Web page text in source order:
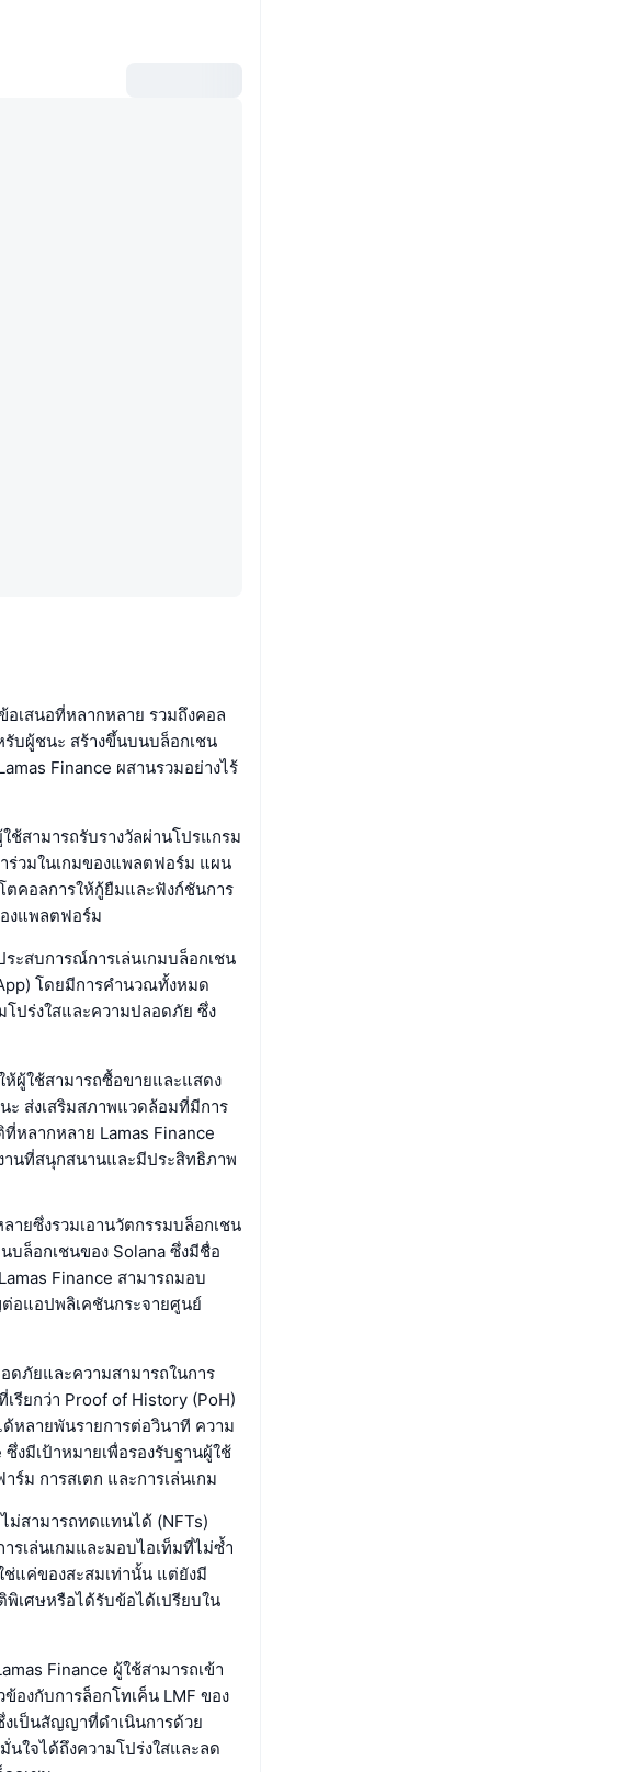
เสนอที่หลากหลาย รวมถึงคอล
รับผู้ชนะ สร้างขึ้นบนบล็อกเชน
Finance ผสานรวมอย่างไร้
สามารถรับรางวัลผ่านโปรแกรม
ร่วมในเกมของแพลตฟอร์ม แผน
ตคอลการให้กู้ยืมและฟังก์ชันการ
งแพลตฟอร์ม
ะสบการณ์การเล่นเกมบล็อกเชน
โดยมีการคำนวณทั้งหมด
ปร่งใสและความปลอดภัย ซึ่ง
ผู้ใช้สามารถซื้อขายและแสดง
ส่งเสริมสภาพแวดล้อมที่มีการ
หลากหลาย Lamas Finance
นที่สนุกสนานและมีประสิทธิภาพ
ายซึ่งรวมเอานวัตกรรมบล็อกเชน
บล็อกเชนของ Solana ซึ่งมีชื่อ
Finance สามารถมอบ
อแอปพลิเคชันกระจายศูนย์
ดภัยและความสามารถในการ
รียกว่า Proof of History (PoH)
หลายพันรายการต่อวินาที ความ
งมีเป้าหมายเพื่อรองรับฐานผู้ใช้
ม การสเตก และการเล่นเกม
ม่สามารถทดแทนได้ (NFTs)
เล่นเกมและมอบไอเท็มที่ไม่ซ้ำ
ช่แค่ของสะสมเท่านั้น แต่ยังมี
เศษหรือได้รับข้อได้เปรียบใน
Finance ผู้ใช้สามารถเข้า
ข้องกับการล็อกโทเค็น LMF ของ
เป็นสัญญาที่ดำเนินการด้วย
นใจได้ถึงความโปร่งใสและลด